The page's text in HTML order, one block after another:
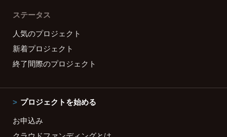
ステータス
人気のプロジェクト
新着プロジェクト
終了間際のプロジェクト
プロジェクトを始める
お申込み